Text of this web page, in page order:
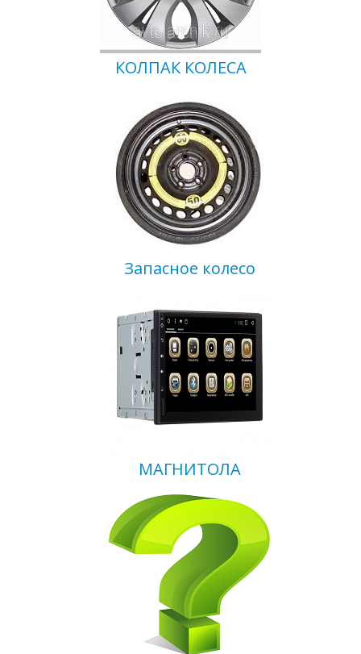
КОЛПАК КОЛЕСА
Запасное колесо
МАГНИТОЛА